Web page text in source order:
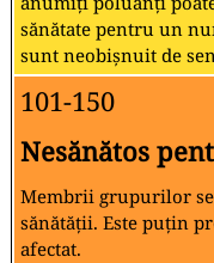
sănătate pentru un
sunt neobișnuit de
101-150
Nesănătos
Membrii grupurilor
sănătății. Este puțin
afectat.